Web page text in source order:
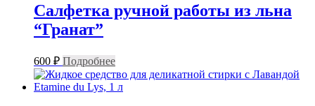
Салфетка ручной работы из льна
“Гранат”
600 ₽ Подробнее